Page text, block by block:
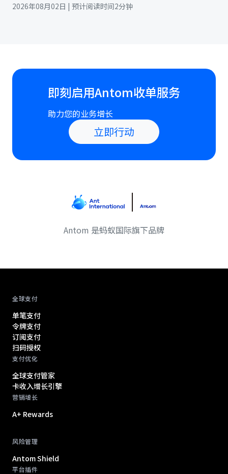
2026年08月02日 | 预计阅读时间2分钟
即刻启用Antom收单服务
助力您的业务增长
立即行动
Antom 是蚂蚁国际旗下品牌
全球支付
单笔支付
令牌支付
订阅支付
扫码授权
支付优化
全球支付管家
卡收入增长引擎
营销增长
A+ Rewards
风险管理
Antom Shield
平台插件